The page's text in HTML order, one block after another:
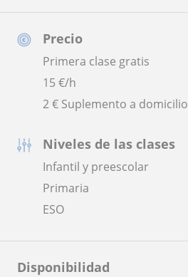
Precio
Primera clase gratis
15€/h
2 € Suplemento a domicilio
Niveles de las clases
Infantil y preescolar
Primaria
ESO
Disponibilidad